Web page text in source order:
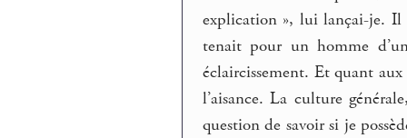
explication », lui lançai-je. Il
tenait pour un homme
éclaircissement. Et quant
l’aisance. La culture
question de savoir si je